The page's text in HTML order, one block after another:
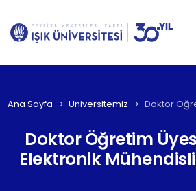
Ana Sayfa Üniversitemiz Doktor
Doktor Öğretim
Elektronik